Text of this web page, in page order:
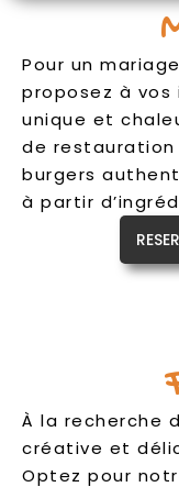
Pour un
proposez à vos
unique et
de
burgers
à partir
À la recherche
créative et
Optez pour